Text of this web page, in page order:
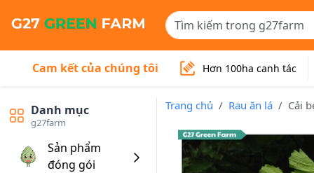
Cam kết của chúng tôi Hơn 100ha canh tác
Danh mục
g27farm
Sản phẩm
đóng gói
Trang chủ Rau ăn lá Cải